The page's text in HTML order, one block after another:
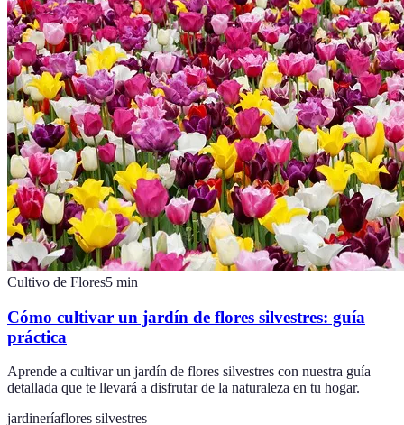
Cultivo de Flores5 min
Cómo cultivar un jardín de flores silvestres: guía
práctica
Aprende a cultivar un jardín de flores silvestres con nuestra guía
detallada que te llevará a disfrutar de la naturaleza en tu hogar.
jardineríaflores silvestres